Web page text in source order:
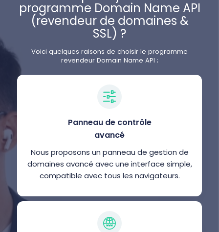
programme Domain Name API
(revendeur de domaines &
SSL) ?
Voici quelques raisons de choisir le programme
revendeur Domain Name API ;
Panneau de contrôle
avancé
Nous proposons un panneau de gestion de
domaines avancé avec une interface simple,
compatible avec tous les navigateurs.